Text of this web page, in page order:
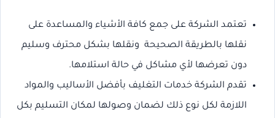
تعتمد الشركة على جمع كافة الأشياء والمساعدة على
نقلها بالطريقة الصحيحة ونقلها بشكل محترف وسليم
دون تعرضها لأي مشاكل في حالة استلامها.
تقدم الشركة خدمات التغليف بأفضل الأساليب والمواد
اللازمة لكل نوع ذلك لضمان وصولها لمكان التسليم بكل